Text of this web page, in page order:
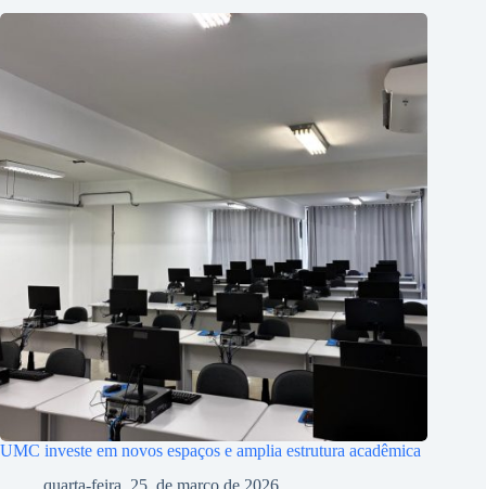
UMC investe em novos espaços e amplia estrutura acadêmica